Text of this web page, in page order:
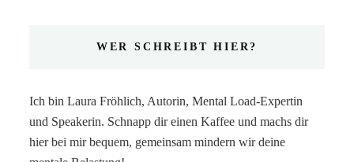
WER SCHREIBT HIER?
Ich bin Laura Fröhlich, Autorin, Mental Load-Expertin
und Speakerin. Schnapp dir einen Kaffee und machs dir
hier bei mir bequem, gemeinsam mindern wir deine